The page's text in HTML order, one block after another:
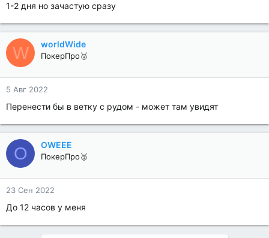
1-2 дня но зачастую сразу
W worldWide
ПокерПро🥈
5 Авг 2022
Перенести бы в ветку с рудом - может там увидят
O OWEEE
ПокерПро🥉
23 Сен 2022
До 12 часов у меня